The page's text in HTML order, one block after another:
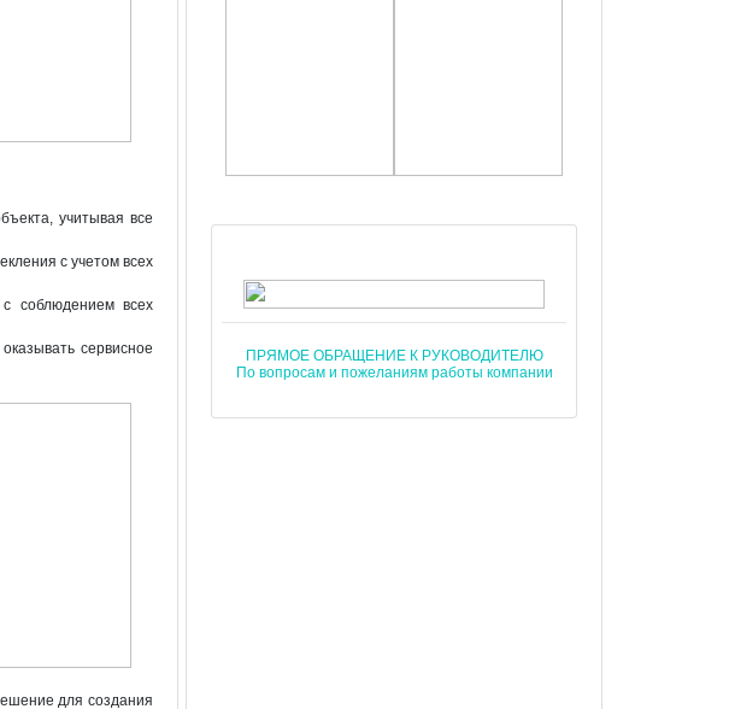
учитывая все
с учетом всех
соблюдением всех
сервисное
для создания
ПРЯМОЕ ОБРАЩЕНИЕ К РУКОВОДИТЕЛЮ
По вопросам и пожеланиям работы компании